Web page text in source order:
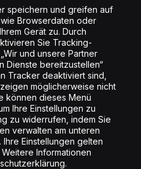
Jobs
Shop
Impressum
Rechtliches
Datenschutz
Cookie Liste
Cookie Einstellung
speichern und greifen auf
Browserdaten oder
Gerät zu. Durch
Sie Tracking-
und unsere Partner
Dienste bereitzustellen“
Tracker deaktiviert sind,
möglicherweise nicht
können dieses Menü
Ihre Einstellungen zu
zu widerrufen, indem Sie
verwalten am unteren
Einstellungen gelten
Informationen